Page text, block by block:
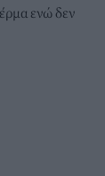
ενώ δεν